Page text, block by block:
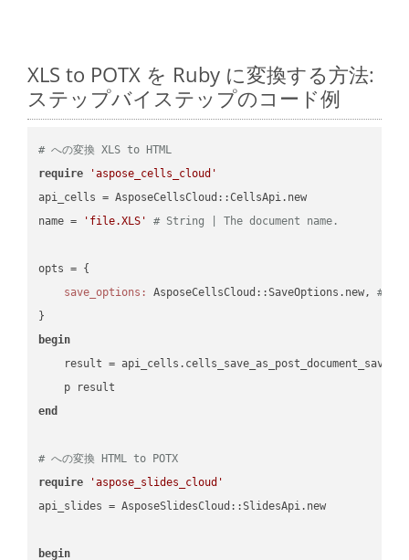
XLS to POTX を Ruby に変換する方法:
ステップバイステップのコード例
# への変換 XLS to HTML
require
'aspose_cells_cloud'
api_cells = AsposeCellsCloud::CellsApi.new
name =
'file.XLS' # String | The document name.
opts = {
save_options:
AsposeCellsCloud::SaveOptions.new, #
begin
result =
end
# への変換 HTML to POTX
require
'aspose_slides_cloud'
api_slides = AsposeSlidesCloud::SlidesApi.new
begin